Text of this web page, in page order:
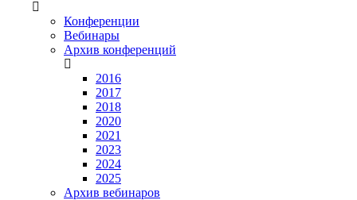
Конференции
Вебинары
Архив конференций
2016
2017
2018
2020
2021
2023
2024
2025
Архив вебинаров